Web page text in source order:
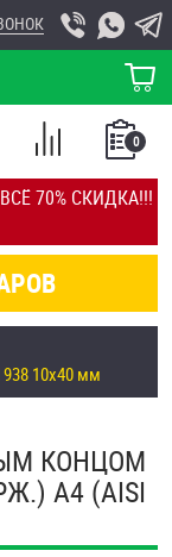
70% СКИДКА!!!
КОРЗИНА
0
СПИСОК
СРАВНЕНИЕ
10х40 мм
КОНЦОМ
A4 (AISI